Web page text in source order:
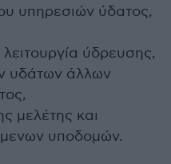
υπηρεσιών ύδατος,
ύδρευσης,
υδάτων άλλων
μελέτης και
υποδομών.